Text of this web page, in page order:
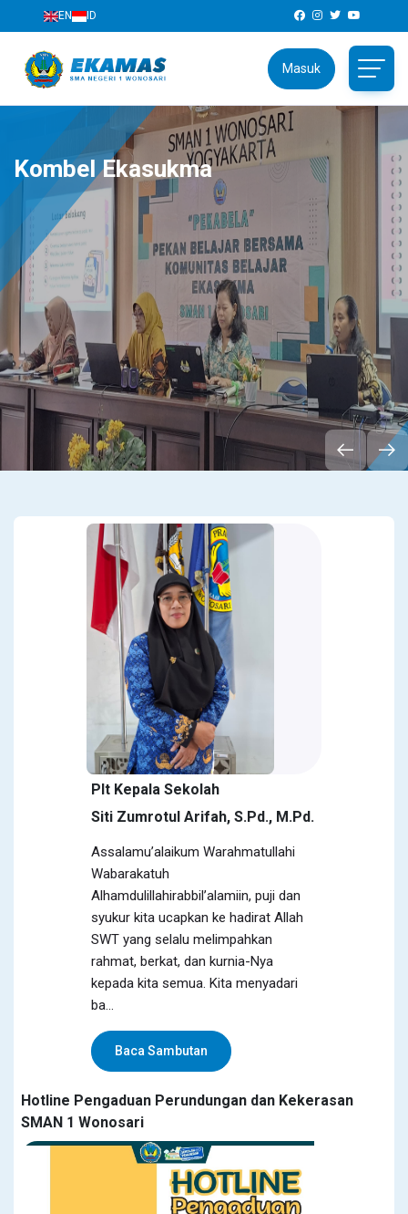
EN ID
Masuk
Kombel Ekasukma
Plt Kepala Sekolah
Siti Zumrotul Arifah, S.Pd., M.Pd.
Assalamu’alaikum Warahmatullahi
Wabarakatuh
Alhamdulillahirabbil’alamiin, puji dan
syukur kita ucapkan ke hadirat Allah
SWT yang selalu melimpahkan
rahmat, berkat, dan kurnia-Nya
kepada kita semua. Kita menyadari
ba...
Baca Sambutan
Hotline Pengaduan Perundungan dan Kekerasan
SMAN 1 Wonosari